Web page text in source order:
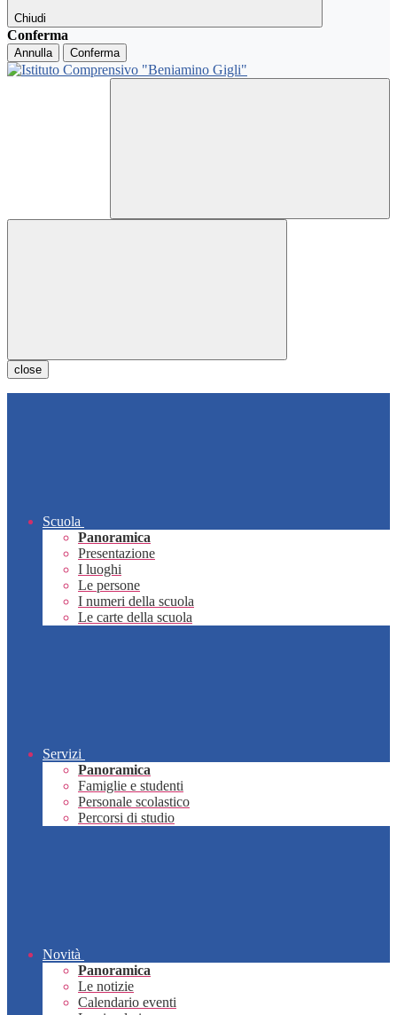
Chiudi
Conferma
Annulla Conferma
close
Scuola
Panoramica
Presentazione
I luoghi
Le persone
I numeri della scuola
Le carte della scuola
Servizi
Panoramica
Famiglie e studenti
Personale scolastico
Percorsi di studio
Novità
Panoramica
Le notizie
Calendario eventi